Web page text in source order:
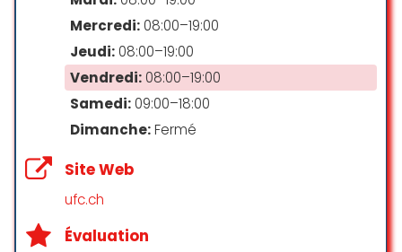
tout comme la cheffe à coté qui
n’était en aucun cas décidée à
nous aider ! N’y allez pas, surtout 30
min avant la fermeture car l’on
vous fait bien sentir que vous
n’êtes pas le bienvenu !
Avec mon Mari nous sommes
Mercredi: 08:00–19:00
Jeudi: 08:00–19:00
Vendredi: 08:00–19:00
Samedi: 09:00–18:00
Dimanche:Fermé
Site Web
ufc.ch
Évaluation